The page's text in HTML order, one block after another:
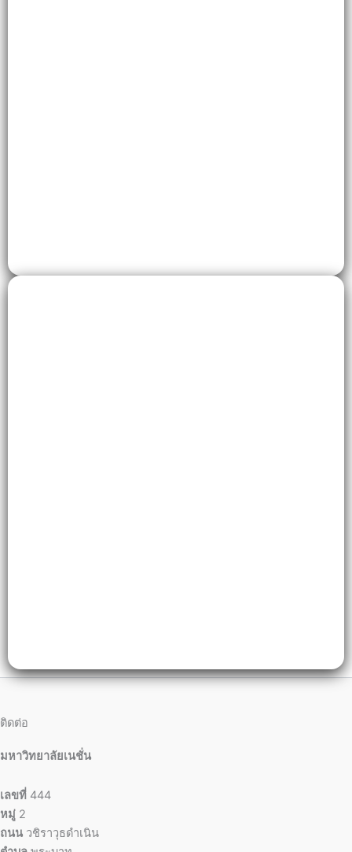
ติดต่อ
มหาวิทยาลัยเนชั่น
เลขที่ 444
หมู่ 2
ถนน วชิราวุธดำเนิน